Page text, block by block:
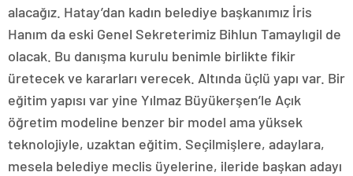
alacağız. Hatay’dan kadın belediye başkanımız İris
Hanım da eski Genel Sekreterimiz Bihlun Tamaylıgil de
olacak. Bu danışma kurulu benimle birlikte fikir
üretecek ve kararları verecek. Altında üçlü yapı var. Bir
eğitim yapısı var yine Yılmaz Büyükerşen’le Açık
öğretim modeline benzer bir model ama yüksek
teknolojiyle, uzaktan eğitim. Seçilmişlere, adaylara,
mesela belediye meclis üyelerine, ileride başkan adayı